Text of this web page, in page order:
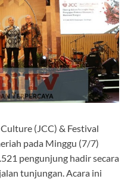
(JCC) & Festival
pada Minggu (7/7)
pengunjung hadir secara
tunjungan. Acara ini